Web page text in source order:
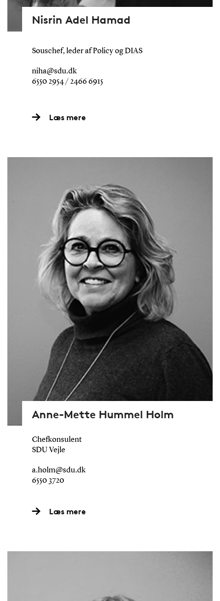
Nisrin Adel Hamad
Souschef, leder af Policy og DIAS
niha@sdu.dk
6550 2954 / 2466 6915
Læs mere
Anne-Mette Hummel Holm
Chefkonsulent
SDU Vejle
a.holm@sdu.dk
6550 3720
Læs mere